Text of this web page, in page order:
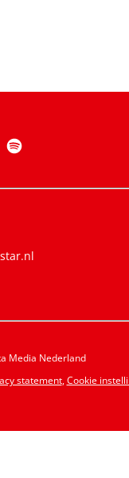
Media Nederland
statement,Cookie